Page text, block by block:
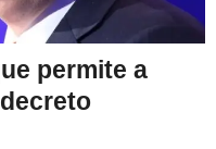
permite a